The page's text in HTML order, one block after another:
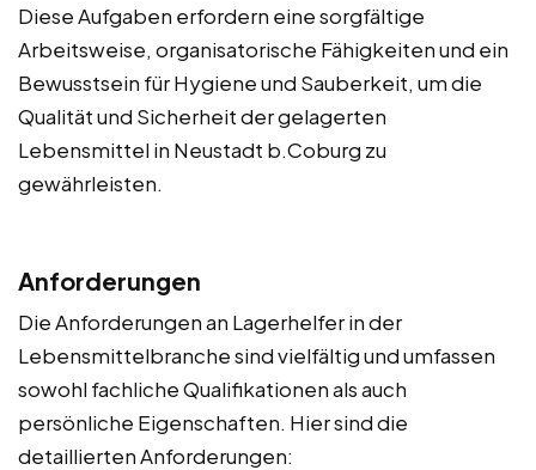
Diese Aufgaben erfordern eine sorgfältige
Arbeitsweise, organisatorische Fähigkeiten und ein
Bewusstsein für Hygiene und Sauberkeit, um die
Qualität und Sicherheit der gelagerten
Lebensmittel in Neustadt b.Coburg zu
gewährleisten.
Anforderungen
Die Anforderungen an Lagerhelfer in der
Lebensmittelbranche sind vielfältig und umfassen
sowohl fachliche Qualifikationen als auch
persönliche Eigenschaften. Hier sind die
detaillierten Anforderungen: